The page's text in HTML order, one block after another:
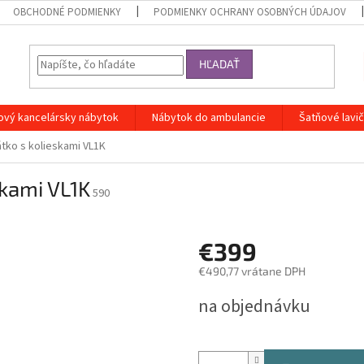
OBCHODNÉ PODMIENKY PODMIENKY OCHRANY OSOBNÝCH ÚDAJOV
HĽADAŤ
kancelársky nábytok Nábytok do ambulancie Šatňové
s kolieskami VL1K
VL1K590
€399
€490,77 vrátane DPH
cena:
na objednávku